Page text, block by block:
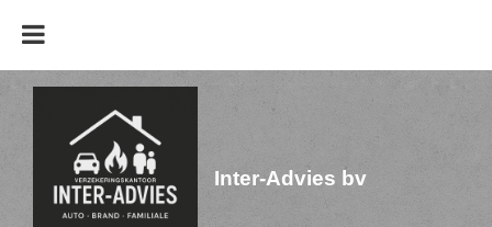
Inter-Advies bv